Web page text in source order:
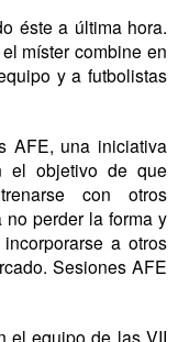
éste a última hora.
míster combine en
y a futbolistas
AFE, una iniciativa
el objetivo de que
con otros
perder la forma y
a otros
Sesiones AFE
el equipo de las VII